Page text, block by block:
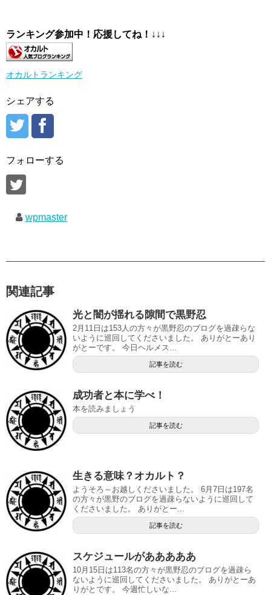
ランキング参加中！応援してね！ ↓↓↓
オカルトランキング
シェアする
フォローする
wpmaster
関連記事
光と闇が揺れる隙間で黒野忍
2月11日は153人の方々が黒野忍のブログを過疎らな
いように巡回してくださいました。 ありがとーあり
がとーです。 今日ヘルメス...
記事を読む
成功者と本に学べ！
本を読みましょう
記事を読む
生きる意味？オカルト？
ようそろ～お越しくださいました。 6月7日は197名
の方々が黒野のブログを過疎らないように巡回して
くださいました。 ありがとー...
記事を読む
スケジュールがあああああ
10月15日は113名の方々が黒野忍のブログを過疎ら
ないように巡回してくださいました。 ありがとーあ
りがとです。 今週忙しいな...